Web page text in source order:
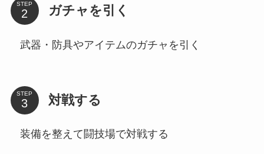
STEP ガチャを引く
武器・防具やアイテムのガチャを引く
STEP 対戦する
装備を整えて闘技場で対戦する